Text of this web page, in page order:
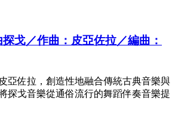
戈／作曲：皮亞佐拉／編曲：
亞佐拉，創造性地融合傳統古典音樂與
探戈音樂從通俗流行的舞蹈伴奏音樂提